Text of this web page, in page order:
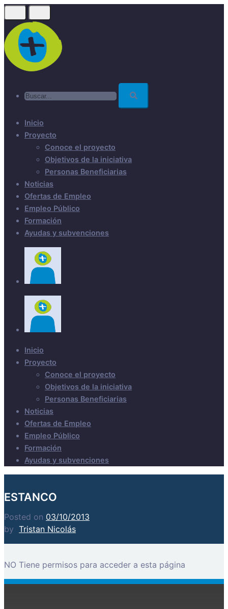
Skip
to
main
content
Inicio
Proyecto
Conoce el proyecto
Objetivos de la iniciativa
Personas Beneficiarias
Noticias
Ofertas de Empleo
Empleo Público
Formación
Ayudas y subvenciones
Inicio
Proyecto
Conoce el proyecto
Objetivos de la iniciativa
Personas Beneficiarias
Noticias
Ofertas de Empleo
Empleo Público
Formación
Ayudas y subvenciones
ESTANCO
Posted on 03/10/2013
by Tristan Nicolás
NO Tiene permisos para acceder a esta página